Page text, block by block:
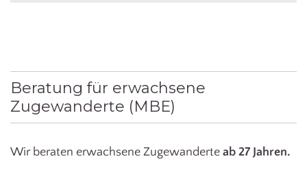
Beratung für erwachsene
Zugewanderte (MBE)
Wir beraten erwachsene Zugewanderte ab 27 Jahren.